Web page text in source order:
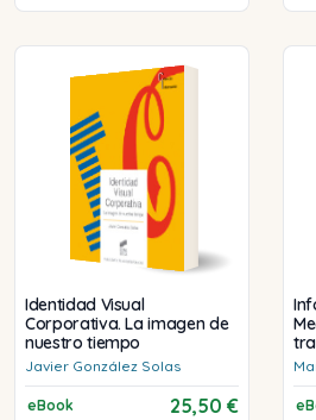
Identidad Visual
Corporativa. La imagen de
nuestro tiempo
Javier González Solas
eBook 25,50 €